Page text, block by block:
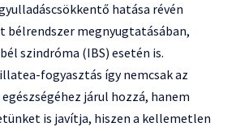
hatása révén
megnyugtatásában,
szindróma (IBS) esetén is.
fogyasztás így nemcsak az
járul hozzá, hanem
is javítja, hiszen a kellemetlen